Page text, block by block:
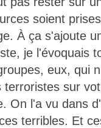
soient
À ça s'ajoute
je l'évoquais
eux, qui
sur
On l'a vu dans
terribles. Et